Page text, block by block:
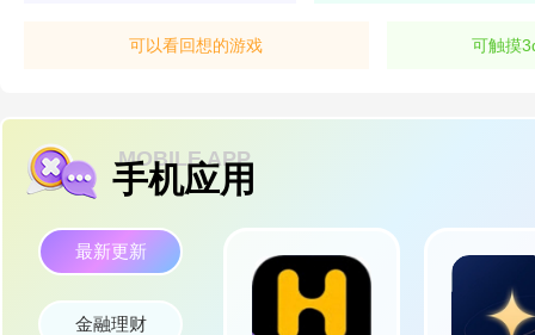
可以看回想的游戏 可触摸
MOBILE APP
手机应用
最新更新
金融理财